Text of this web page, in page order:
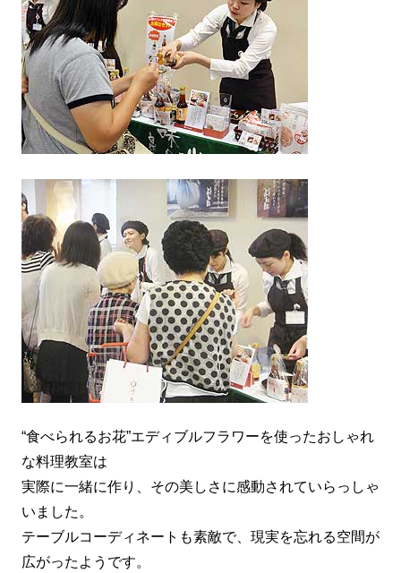
“食べられるお花”エディブルフラワーを使ったおしゃれ
な料理教室は
実際に一緒に作り、その美しさに感動されていらっしゃ
いました。
テーブルコーディネートも素敵で、現実を忘れる空間が
広がったようです。